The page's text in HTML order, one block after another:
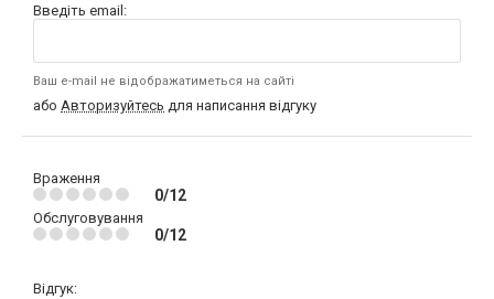
Введіть email:
Ваш e-mail не відображатиметься на сайті
або Авторизуйтесь для написання відгуку
Враження
0/12
Обслуговування
0/12
Відгук: